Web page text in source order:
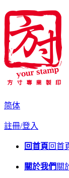
简体
註冊/登入
回首頁回首
關於我們 關